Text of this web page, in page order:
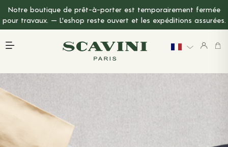
Notre boutique de prêt-à-porter est temporairement fermée
pour travaux. — L'eshop reste ouvert et les expéditions assurées.
Menu Principal